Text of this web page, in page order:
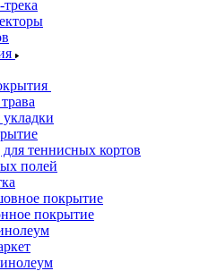
теннисных кортов
полей
покрытие
покрытие